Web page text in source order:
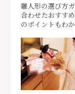
雛人形の選び方
合わせたおすす
のポイントもわ